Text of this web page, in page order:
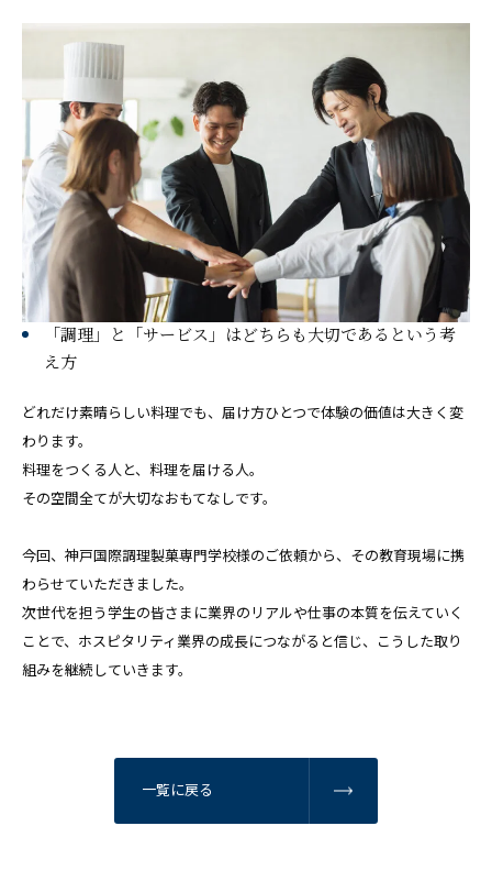
「調理」と「サービス」はどちらも大切であるという考
え方
どれだけ素晴らしい料理でも、届け方ひとつで体験の価値は大きく変
わります。
料理をつくる人と、料理を届ける人。
その空間全てが大切なおもてなしです。
今回、神戸国際調理製菓専門学校様のご依頼から、その教育現場に携
わらせていただきました。
次世代を担う学生の皆さまに業界のリアルや仕事の本質を伝えていく
ことで、ホスピタリティ業界の成長につながると信じ、こうした取り
組みを継続していきます。
一覧に戻る